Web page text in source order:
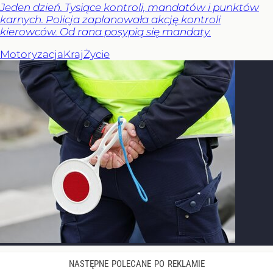
Jeden dzień. Tysiące kontroli, mandatów i punktów
karnych. Policja zaplanowała akcję kontroli
kierowców. Od rana posypią się mandaty.
MotoryzacjaKrajŻycie